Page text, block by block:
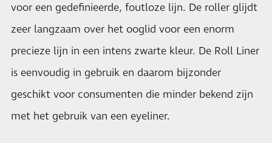
voor een gedefinieerde, foutloze lijn. De roller glijdt
zeer langzaam over het ooglid voor een enorm
precieze lijn in een intens zwarte kleur. De Roll Liner
is eenvoudig in gebruik en daarom bijzonder
geschikt voor consumenten die minder bekend zijn
met het gebruik van een eyeliner.